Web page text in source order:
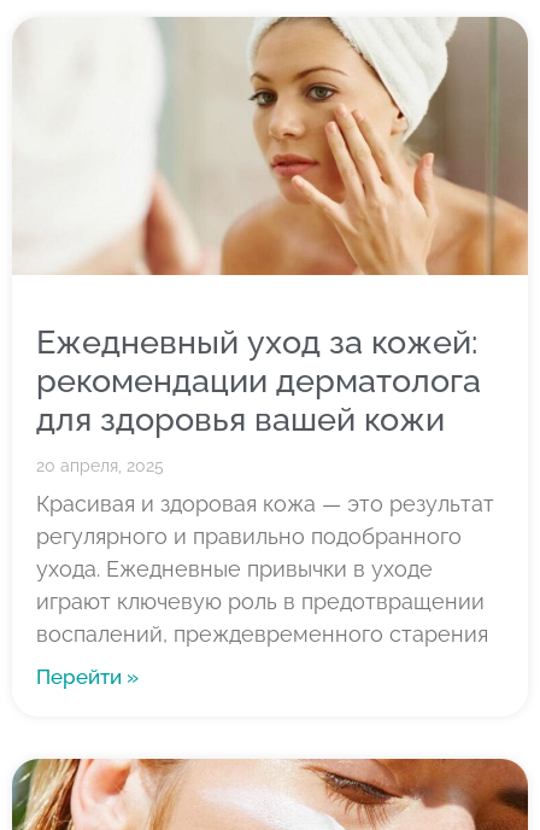
Ежедневный уход за кожей:
рекомендации дерматолога
для здоровья вашей кожи
20 апреля, 2025
Красивая и здоровая кожа — это результат
регулярного и правильно подобранного
ухода. Ежедневные привычки в уходе
играют ключевую роль в предотвращении
воспалений, преждевременного старения
Перейти »